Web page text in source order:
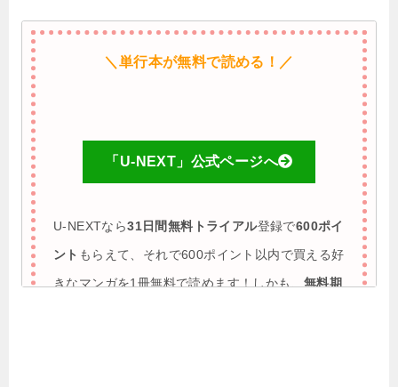
＼単行本が無料で読める！／
「U-NEXT」公式ページへ
U-NEXTなら31日間無料トライアル登録で600ポイ
ント もらえて、それで600ポイント以内で買える好
きなマンガを1冊無料で読めます！しかも、無料期